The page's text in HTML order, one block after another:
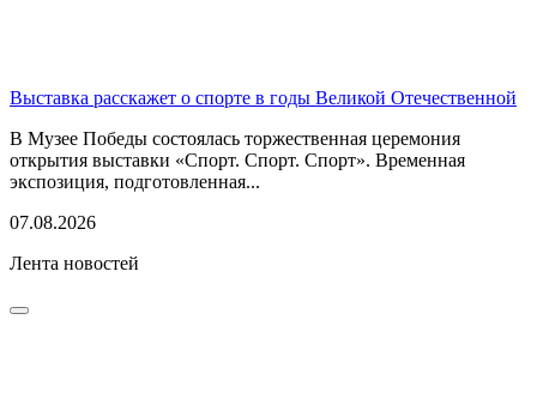
Выставка расскажет о спорте в годы Великой Отечественной
В Музее Победы состоялась торжественная церемония
открытия выставки «Спорт. Спорт. Спорт». Временная
экспозиция, подготовленная...
07.08.2026
Лента новостей